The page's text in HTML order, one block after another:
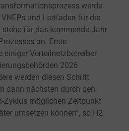
werde
und Leitfaden für die
stehe für das kommende Jahr
an. Erste
Verteilnetzbetreiber
2026
werden diesen Schritt
dann nächsten durch den
Zyklus möglichen Zeitpunkt
umsetzen können“, so H2